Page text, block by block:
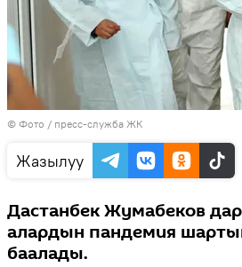
© Фото / пресс-служба ЖК
Жазылуу
Дастанбек Жумабеков
алардын пандемия
баалады.